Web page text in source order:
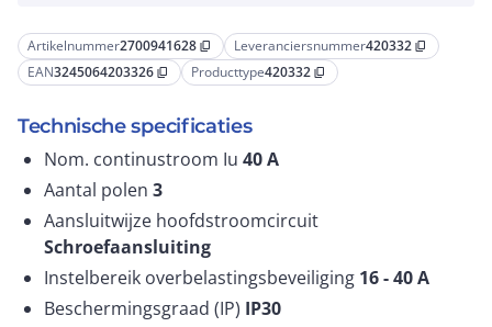
Artikelnummer2700941628 content_copy Leveranciersnummer420332 content_copy
EAN3245064203326 content_copy Producttype420332 content_copy
Technische specificaties
Nom. continustroom Iu 40A
Aantal polen 3
Aansluitwijze hoofdstroomcircuit
Schroefaansluiting
Instelbereik overbelastingsbeveiliging 16 - 40A
Beschermingsgraad (IP) IP30